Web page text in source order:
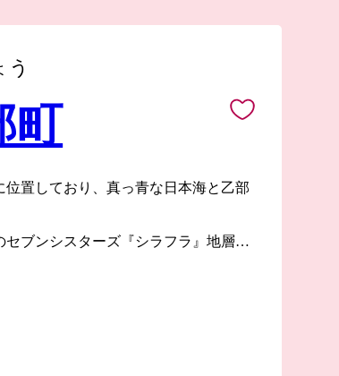
う
町
置しており、真っ青な日本海と乙部
ブンシスターズ『シラフラ』地層が